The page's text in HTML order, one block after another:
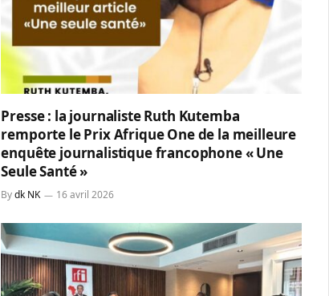
Presse : la journaliste Ruth Kutemba
remporte le Prix Afrique One de la meilleure
enquête journalistique francophone « Une
Seule Santé »
By dk NK 16 avril 2026